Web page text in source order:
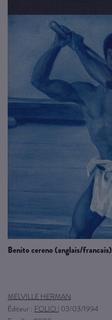
benito cereno (anglais/francais)
MELVILLE HERMAN
Éditeur : FOLIO | 03/03/1994